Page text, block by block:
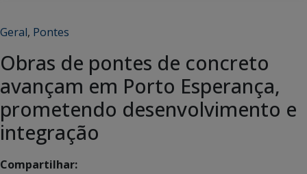
Geral, Pontes
Obras de pontes de concreto
avançam em Porto Esperança,
prometendo desenvolvimento e
integração
Compartilhar: